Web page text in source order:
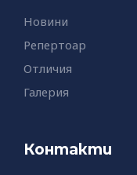
Новини
Репертоар
Отличия
Галерия
Контакти